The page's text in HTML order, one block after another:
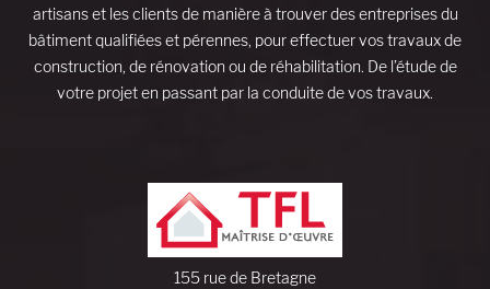
artisans et les clients de manière à trouver des entreprises du
bâtiment qualifiées et pérennes, pour effectuer vos travaux de
construction, de rénovation ou de réhabilitation. De l’étude de
votre projet en passant par la conduite de vos travaux.
155 rue de Bretagne